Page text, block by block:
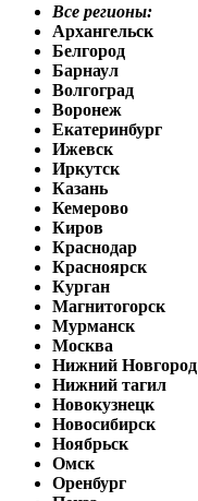
Все регионы:
Архангельск
Белгород
Барнаул
Волгоград
Воронеж
Екатеринбург
Ижевск
Иркутск
Казань
Кемерово
Киров
Краснодар
Красноярск
Курган
Магнитогорск
Мурманск
Москва
Нижний Новгород
Нижний тагил
Новокузнецк
Новосибирск
Ноябрьск
Омск
Оренбург